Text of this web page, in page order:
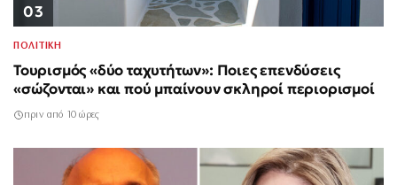
03
ΠΟΛΙΤΙΚΗ
Τουρισμός «δύο ταχυτήτων»: Ποιες επενδύσεις
«σώζονται» και πού μπαίνουν σκληροί περιορισμοί
πριν από 10 ώρες